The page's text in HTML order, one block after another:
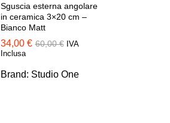
Sguscia esterna angolare
in ceramica 3×20 cm –
Bianco Matt
34,00 € 60,00€ IVA
Inclusa
34,00 € 60,00€
Brand: Studio One